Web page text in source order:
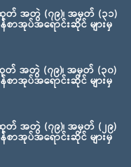
တ် အတွဲ (၇၉)၊ အမှတ် (၃၁)
စာအုပ်အရောင်းဆိုင် များမှ
တ် အတွဲ (၇၉)၊ အမှတ် (၃၀)
စာအုပ်အရောင်းဆိုင် များမှ
တ် အတွဲ (၇၉)၊ အမှတ် (၂၉)
စာအုပ်အရောင်းဆိုင် များမှ